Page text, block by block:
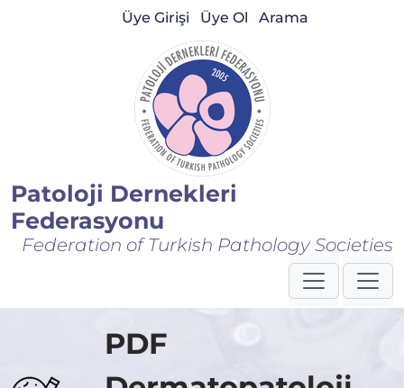
Patoloji Dernekleri
Federasyonu
Federation of Turkish Pathology Societies
Üye Girişi Üye Ol Arama
PDF